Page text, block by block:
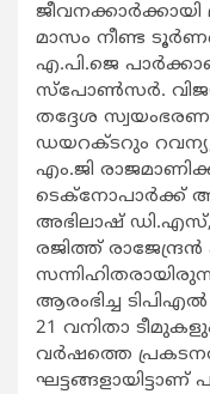
മാസം നീണ്ട
എ.പി.ജെ
സ്പോണ്‍സര്‍.
തദ്ദേശ സ്വയംഭരണ
ഡയറക്ടറും
എം.ജി
ടെക്നോപാര്‍ക്ക്
അഭിലാഷ് ഡി.എസ്,
രജിത്ത്
ആരംഭിച്ച
21 വനിതാ
വര്‍ഷത്തെ